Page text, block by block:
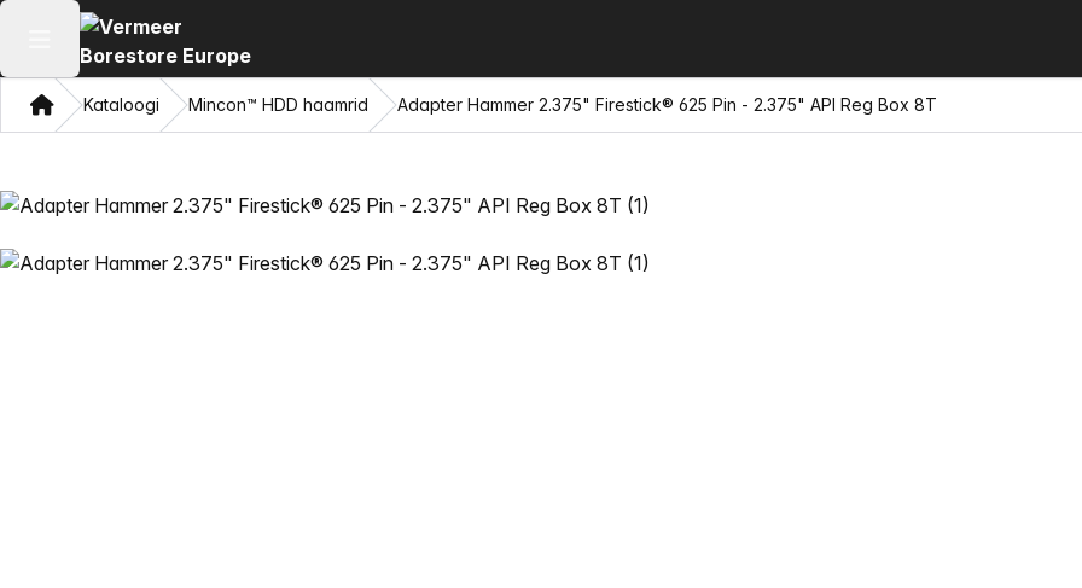
Ava peamenüü
KoduKataloogi Mincon™ HDD haamrid Adapter Hammer 2.375" Firestick® 625 Pin - 2.375" API Reg Box 8T